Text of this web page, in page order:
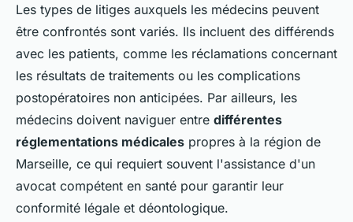
Les types de litiges auxquels les médecins peuvent
être confrontés sont variés. Ils incluent des différends
avec les patients, comme les réclamations concernant
les résultats de traitements ou les complications
postopératoires non anticipées. Par ailleurs, les
médecins doivent naviguer entre différentes
réglementations médicales propres à la région de
Marseille, ce qui requiert souvent l'assistance d'un
avocat compétent en santé pour garantir leur
conformité légale et déontologique.